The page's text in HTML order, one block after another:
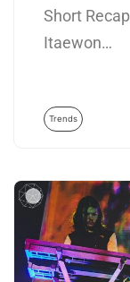
Short
Itaewon…
Trends